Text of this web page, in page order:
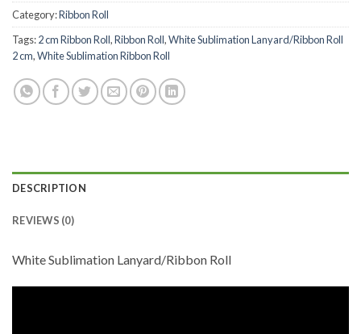
Category:Ribbon Roll
Tags:2 cm Ribbon Roll,Ribbon Roll,White Sublimation Lanyard/Ribbon Roll
2 cm,White Sublimation Ribbon Roll
DESCRIPTION
REVIEWS (0)
White Sublimation Lanyard/Ribbon Roll